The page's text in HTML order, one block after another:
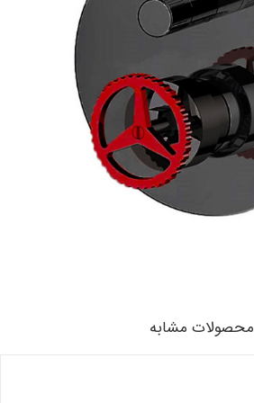
محصولات مشابه